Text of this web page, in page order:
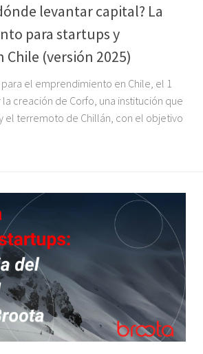
levantar capital? La
para startups y
(versión 2025)
el emprendimiento en Chile, el 1
creación de Corfo, una institución que
el terremoto de Chillán, con el objetivo